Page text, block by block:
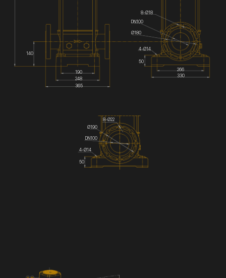
DN100
140
190
248
365
266
330
50
4-Ø14
Ø180
8-Ø18
DN100
8-Ø22
Ø190
4-Ø14
50